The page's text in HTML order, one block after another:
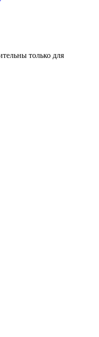
только для